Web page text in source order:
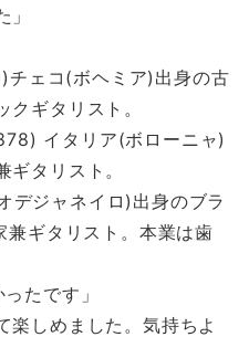
ェコ(ボヘミア)出身の古
ギタリスト。
イタリア(ボローニャ)
タリスト。
デジャネイロ)出身のブラ
ギタリスト。本業は歯
たです」
楽しめました。気持ちよ